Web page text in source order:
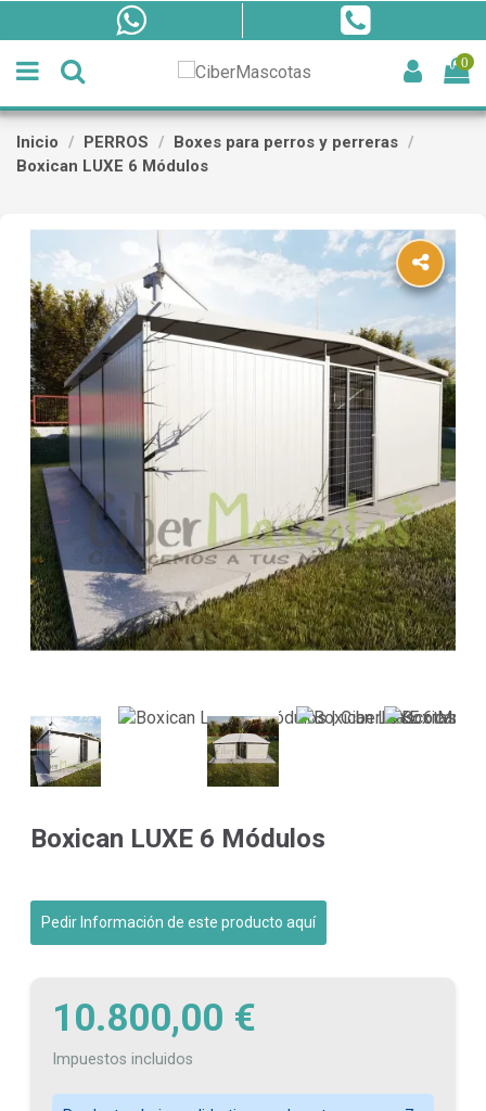
0
Inicio PERROS
Boxes para perros y perreras
Boxican LUXE 6 Módulos
Boxican LUXE 6 Módulos
Pedir Información de este producto aquí
10.800,00 €
Impuestos incluidos